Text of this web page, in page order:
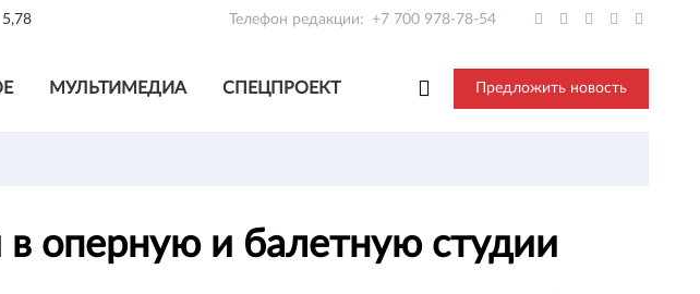
5,78 Телефон редакции: +7 700 978-78-54
МУЛЬТИМЕДИА СПЕЦПРОЕКТ Предложить новость
в оперную и балетную студии